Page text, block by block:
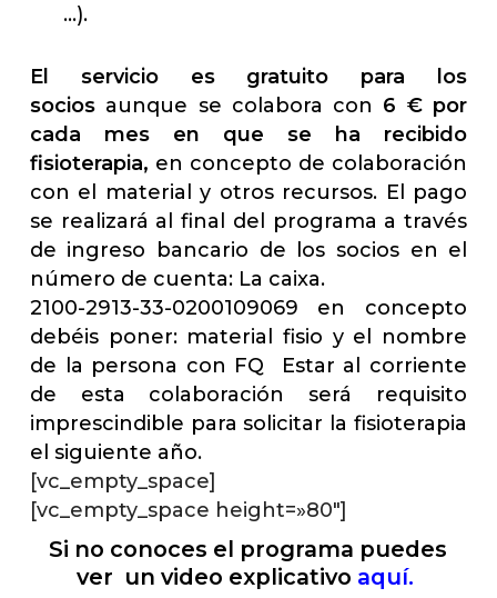
…).
El servicio es gratuito para los
sociosaunque se colabora con 6 € por
cada mes en que se ha recibido
fisioterapia, en concepto de colaboración
con el material y otros recursos. El pago
se realizará al final del programa a través
de ingreso bancario de los socios en el
número de cuenta: La caixa.
2100-2913-33-0200109069 en concepto
debéis poner: material fisio y el nombre
de la persona con FQ Estar al corriente
de esta colaboración será requisito
imprescindible para solicitar la fisioterapia
el siguiente año.
[vc_empty_space]
[vc_empty_space height=»80″]
Si no conoces el programa puedes
ver un video explicativo aquí.